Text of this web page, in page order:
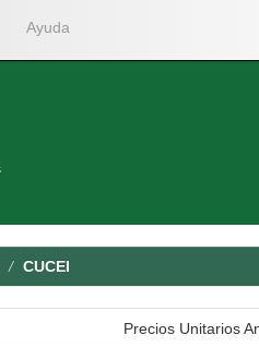
Ayuda
CUCEI
Precios Unitarios